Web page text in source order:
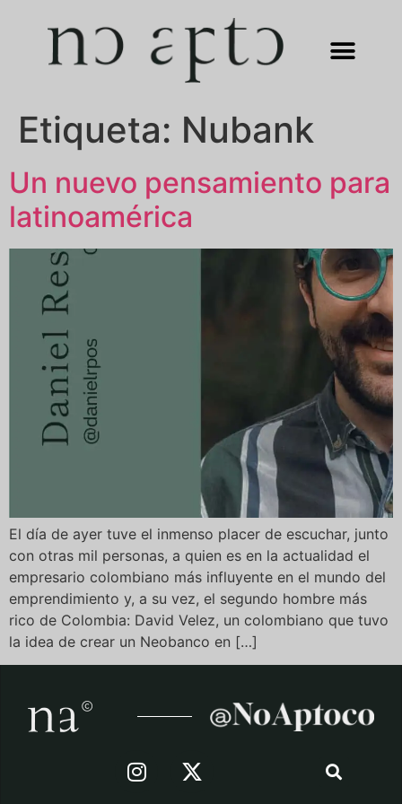
Etiqueta: Nubank
Un nuevo pensamiento para
latinoamérica
El día de ayer tuve el inmenso placer de escuchar, junto
con otras mil personas, a quien es en la actualidad el
empresario colombiano más influyente en el mundo del
emprendimiento y, a su vez, el segundo hombre más
rico de Colombia: David Velez, un colombiano que tuvo
la idea de crear un Neobanco en […]